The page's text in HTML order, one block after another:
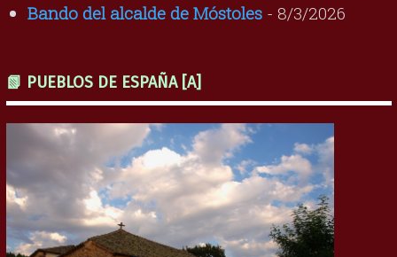
Bando del alcalde de Móstoles- 8/3/2026
📗 PUEBLOS DE ESPAÑA [A]